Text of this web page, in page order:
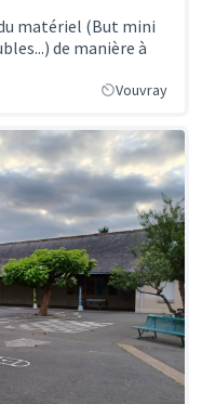
matériel (But mini
de manière à
Vouvray